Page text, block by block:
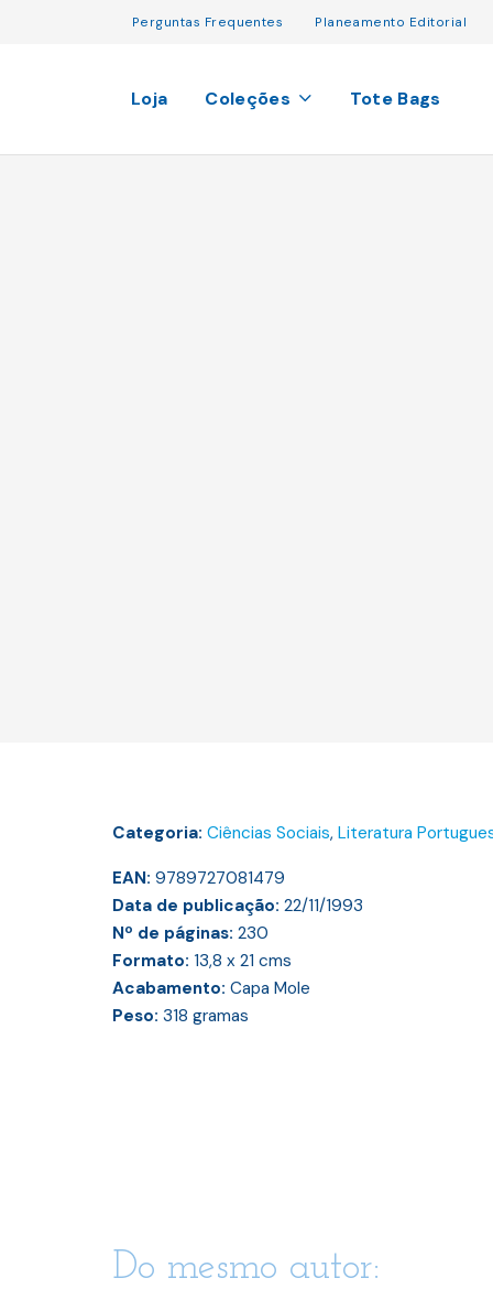
Perguntas Frequentes Planeamento Editorial
Loja Coleções Tote Bags
Categoria: Ciências Sociais, Literatura
EAN: 9789727081479
Data de publicação: 22/11/1993
Nº de páginas: 230
Formato: 13,8 x 21 cms
Acabamento: Capa Mole
Peso: 318 gramas
Do mesmo autor: